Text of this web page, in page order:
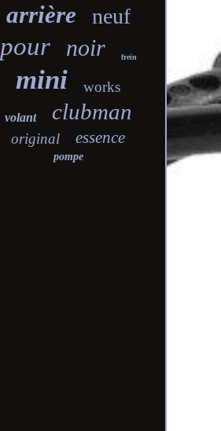
arrière neuf
pour noir frein
mini works
volant clubman
original essence
pompe